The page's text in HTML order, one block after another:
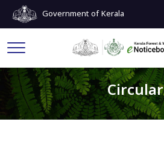
Government of Kerala
Circular